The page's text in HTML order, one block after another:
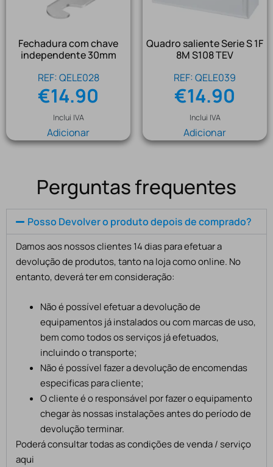
Fechadura com chave
independente 30mm
REF: QELE028
€14.90
Inclui IVA
Adicionar
Quadro saliente Serie S 1F
8M S108 TEV
REF: QELE039
€14.90
Inclui IVA
Adicionar
Perguntas frequentes
Posso Devolver o produto depois de comprado?
Damos aos nossos clientes 14 dias para efetuar a
devolução de produtos, tanto na loja como online. No
entanto, deverá ter em consideração:
Não é possível efetuar a devolução de
equipamentos já instalados ou com marcas de uso,
bem como todos os serviços já efetuados,
incluindo o transporte;
Não é possível fazer a devolução de encomendas
especificas para cliente;
O cliente é o responsável por fazer o equipamento
chegar às nossas instalações antes do período de
devolução terminar.
Poderá consultar todas as condições de venda / serviço
aqui